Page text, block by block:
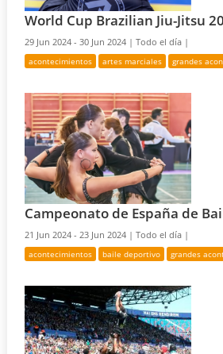
World Cup Brazilian Jiu-Jitsu
29 Jun 2024 - 30 Jun 2024 |Todo el día |
acontecimientos artes marciales grandes
Campeonato de España de
21 Jun 2024 - 23 Jun 2024 |Todo el día |
acontecimientos baile deportivo grandes